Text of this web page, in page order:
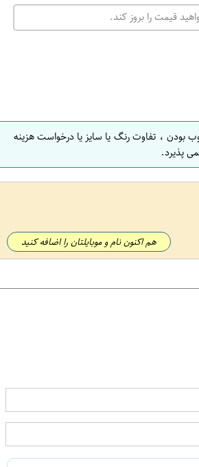
قیمت را بروز کند.
بودن ، تفاوت رنگ یا سایز یا درخواست هزینه
پذیرد.
هم اکنون نام و موبایلتان را اضافه کنید